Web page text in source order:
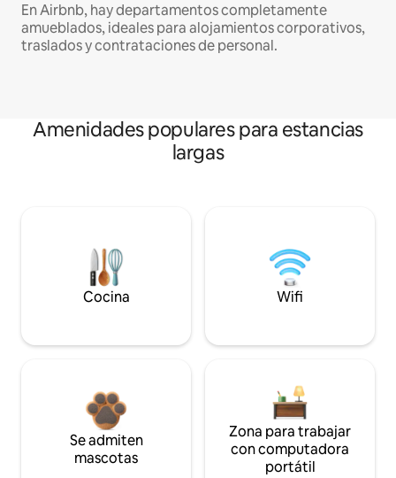
En Airbnb, hay departamentos completamente
amueblados, ideales para alojamientos corporativos,
traslados y contrataciones de personal.
Amenidades populares para estancias
largas
Cocina Wifi
Se admiten
mascotas
Zona para trabajar
con computadora
portátil